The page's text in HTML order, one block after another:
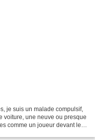
je suis un malade compulsif,
voiture, une neuve ou presque
comme un joueur devant le